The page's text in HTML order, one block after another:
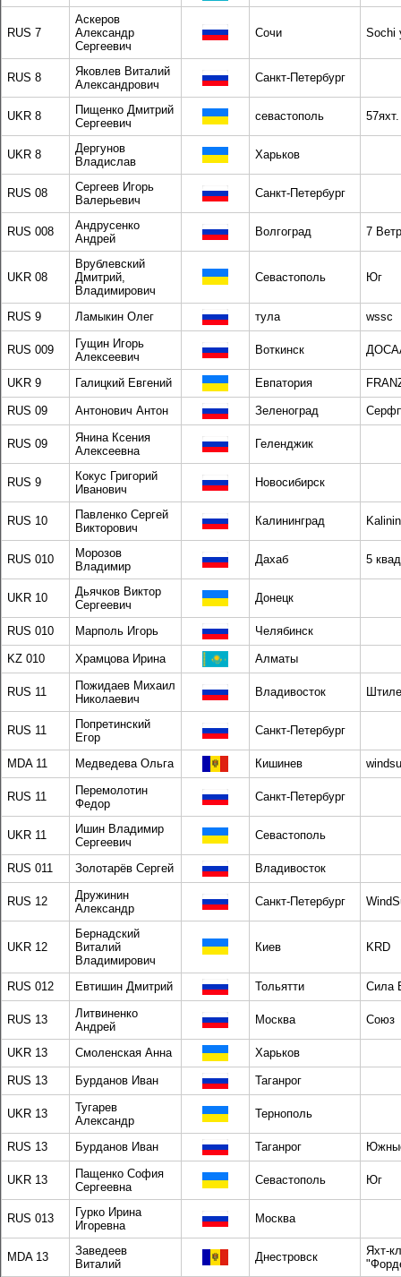
RUS 7
Аскеров
Александр
Сергеевич
Сочи Sochi
RUS 8
Яковлев Виталий
Александрович
Санкт-Петербург
UKR 8
Пищенко Дмитрий
Сергеевич
севастополь 57яхт.
UKR 8
Дергунов
Владислав
Харьков
RUS 08
Сергеев Игорь
Валерьевич
Санкт-Петербург
RUS 008
Андрусенко
Андрей
Волгоград 7
UKR 08
Врублевский
Дмитрий,
Владимирович
Севастополь Юг
RUS 9 Ламыкин Олег тула wssc
RUS 009
Гущин Игорь
Алексеевич
Воткинск
UKR 9 Галицкий Евгений Евпатория
RUS 09 Антонович Антон Зеленоград
RUS 09
Янина Ксения
Алексеевна
Геленджик
RUS 9
Кокус Григорий
Иванович
Новосибирск
RUS 10
Павленко Сергей
Викторович
Калининград
RUS 010
Морозов
Владимир
Дахаб 5
UKR 10
Дьячков Виктор
Сергеевич
Донецк
RUS 010 Марполь Игорь Челябинск
KZ 010 Храмцова Ирина Алматы
RUS 11
Пожидаев Михаил
Николаевич
Владивосток
RUS 11
Попретинский
Егор
Санкт-Петербург
MDA 11 Медведева Ольга Кишинев
RUS 11
Перемолотин
Федор
Санкт-Петербург
UKR 11
Ишин Владимир
Сергеевич
Севастополь
RUS 011 Золотарёв Сергей Владивосток
RUS 12
Дружинин
Александр
Санкт-Петербург
UKR 12
Бернадский
Виталий
Владимирович
Киев KRD
RUS 012 Евтишин Дмитрий Тольятти Сила
RUS 13
Литвиненко
Андрей
Москва Союз
UKR 13 Смоленская Анна Харьков
RUS 13 Бурданов Иван Таганрог
UKR 13
Тугарев
Александр
Тернополь
RUS 13 Бурданов Иван Таганрог
UKR 13
Пащенко София
Сергеевна
Севастополь Юг
RUS 013
Гурко Ирина
Игоревна
Москва
MDA 13
Заведеев
Виталий
Днестровск
Яхт-